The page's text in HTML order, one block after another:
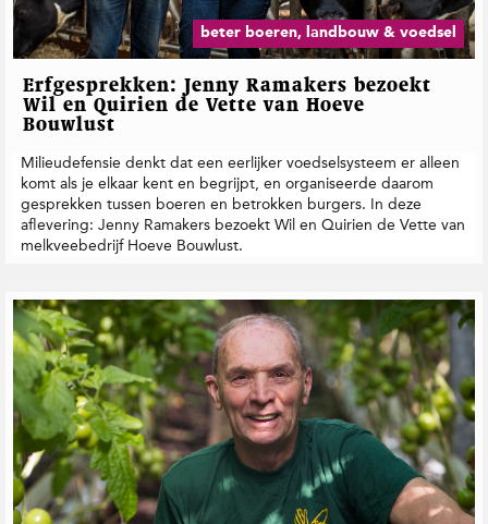
beter boeren, landbouw & voedsel
Erfgesprekken: Jenny Ramakers bezoekt
Wil en Quirien de Vette van Hoeve
Bouwlust
Milieudefensie denkt dat een eerlijker voedselsysteem er alleen
komt als je elkaar kent en begrijpt, en organiseerde daarom
gesprekken tussen boeren en betrokken burgers. In deze
aflevering: Jenny Ramakers bezoekt Wil en Quirien de Vette van
melkveebedrijf Hoeve Bouwlust.